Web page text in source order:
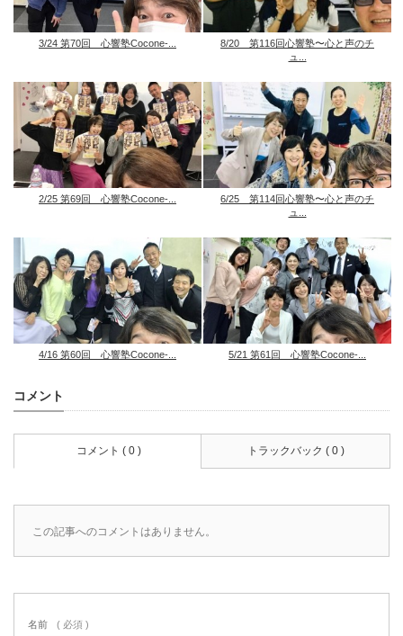
3/24 第70回 心響塾Cocone-...
8/20 第116回心響塾〜心と声のチ
ュ...
2/25 第69回 心響塾Cocone-...
6/25 第114回心響塾〜心と声のチ
ュ...
4/16 第60回 心響塾Cocone-... 5/21 第61回 心響塾Cocone-...
コメント
コメント ( 0 ) トラックバック ( 0 )
この記事へのコメントはありません。
名前 ( 必須 )